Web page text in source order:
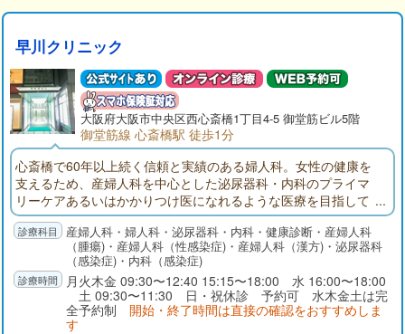
早川クリニック
大阪府大阪市中央区西心斎橋1丁目4-5 御堂筋ビル5階
御堂筋線 心斎橋駅 徒歩1分
心斎橋で60年以上続く信頼と実績のある婦人科。女性の健康を
支えるため、産婦人科を中心とした泌尿器科・内科のプライマ
リーケアあるいはかかりつけ医になれるような医療を目指して
ます。婦人科検診、生理痛、月経不順、更年期、避妊相談、内
膜症、膀胱炎、性病、感冒などお気軽にご相談ください。御堂
筋線心斎橋駅すぐ、大丸前（心斎橋オーパのすぐ横）水曜日；
女医対応
産婦人科・婦人科・泌尿器科・内科・健康診断・産婦人科
（腫瘍)・産婦人科（性感染症)・産婦人科（漢方)・泌尿器科
（感染症)・内科（感染症)
月火木金 09:30〜12:40 15:15〜18:00 水 16:00〜18:00
土 09:30〜11:30 日・祝休診 予約可 水木金土は完
全予約制 開始・終了時間は直接の確認をおすすめしま
す